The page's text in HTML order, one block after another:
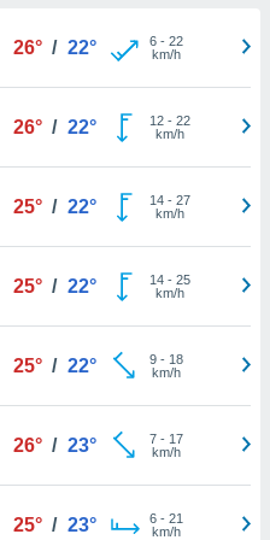
26° / 22° 6- 22
km/h
26° / 22° 12- 22
km/h
25° / 22° 14- 27
km/h
25° / 22° 14- 25
km/h
25° / 22° 9- 18
km/h
26° / 23° 7- 17
km/h
25° / 23° 6- 21
km/h